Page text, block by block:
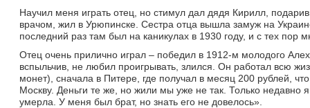
Научил меня играть отец, но стимул дал дядя Кирилл,
врачом, жил в Урюпинске. Сестра отца вышла замуж на
последний раз там был на каникулах в 1930 году, и с тех пор
Отец очень прилично играл – победил в 1912-м молодого
вспыльчив, не любил проигрывать, злился. Он работал всю
монет), сначала в Питере, где получал в месяц 200 рублей,
Москву. Деньги те же, но жили мы уже не так. Только недавно
умерла. У меня был брат, но знать его не довелось».